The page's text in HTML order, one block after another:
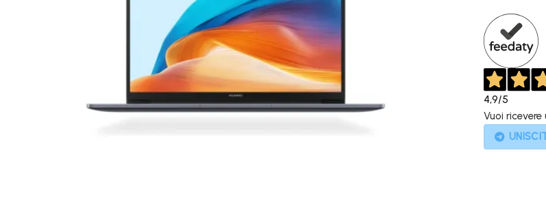
4,9/5
Vuoi